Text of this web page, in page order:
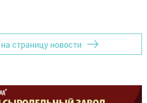
страницу новости